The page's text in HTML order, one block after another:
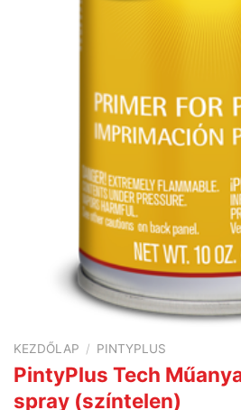
KEZDŐLAP / PINTYPLUS
PintyPlus Tech
spray (színtelen)